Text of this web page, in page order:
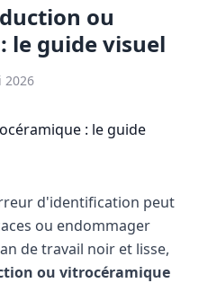
ou
le guide visuel
2026
d'identification peut
ou endommager
de travail noir et lisse,
ou vitrocéramique